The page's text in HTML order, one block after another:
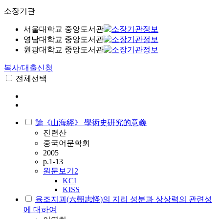
소장기관
서울대학교 중앙도서관
영남대학교 중앙도서관
원광대학교 중앙도서관
복사/대출신청
전체선택
論《山海經》 學術史硏究的意義
진련산
중국어문학회
2005
p.1-13
원문보기 2
KCI
KISS
육조지괴(六朝志怪)의 지리 성분과 상상력의 관련성
에 대하여